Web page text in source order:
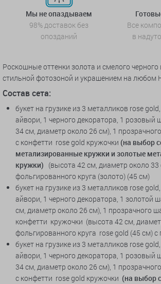
Мы не опаздываем
98% доставок без
опозданий
Все
в
Роскошные оттенки золота и смелого черного
стильной фотозоной и украшением на любом
Состав сета:
букет на грузике из 3 металликов rose
айвори, 1 черного декоратора, 1 розовый
34 см, диаметр около 26 см), 1
с конфетти rose gold кружочки (на выбор
метализированные кружки и золотые
кружки) (высота 42 см, диаметр около 33
фольгированного круга (золото) (45 см)
букет на грузике из 3 металликов rose
айвори, 1 черного декоратора, 1 золотой
см, диаметр около 26 см), 1 прозрачного
конфетти кружочки (высота 42 см,
фольгированного круга rose gold (45 см)
букет на грузике из 3 металликов rose
айвори, 1 черного декоратора, 1 розовый
34 см, диаметр около 26 см), 1
с конфетти rose gold кружочки (на выбор